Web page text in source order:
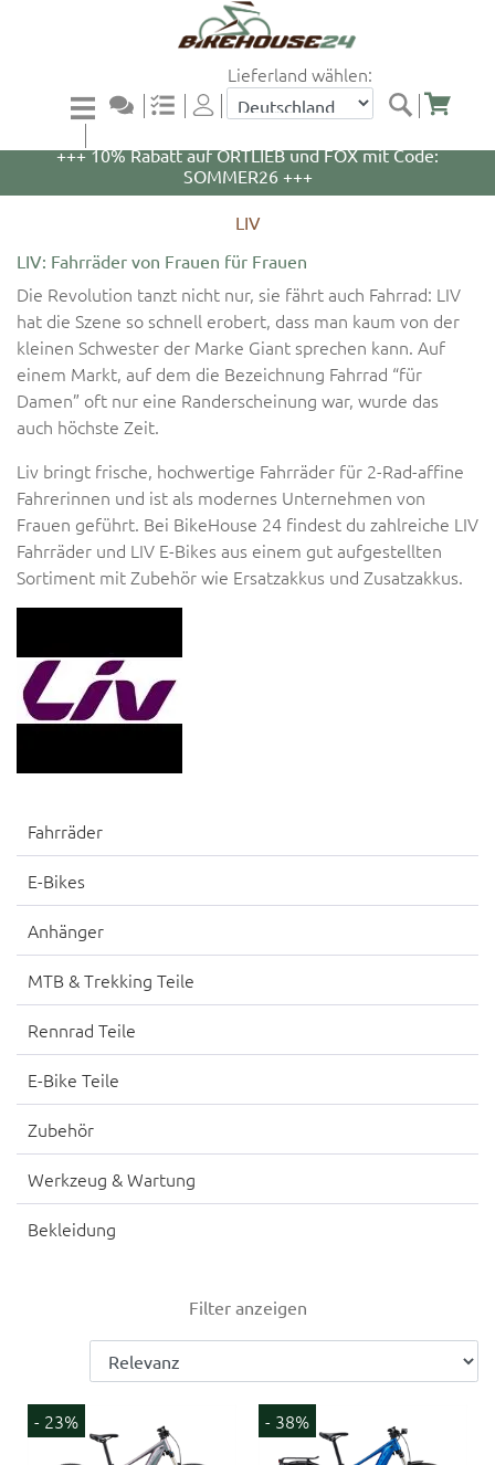
Lieferland wählen:
+++ 5% Rabatt auf WOOM Bikes und Zubehör mit
+++ 10% Rabatt auf ORTLIEB und FOX mit Code:
SOMMER26 +++
LIV
LIV: Fahrräder von Frauen für Frauen
Die Revolution tanzt nicht nur, sie fährt auch Fahrrad: LIV
hat die Szene so schnell erobert, dass man kaum von der
kleinen Schwester der Marke Giant sprechen kann. Auf
einem Markt, auf dem die Bezeichnung Fahrrad “für
Damen” oft nur eine Randerscheinung war, wurde das
auch höchste Zeit.
Liv bringt frische, hochwertige Fahrräder für 2-Rad-affine
Fahrerinnen und ist als modernes Unternehmen von
Frauen geführt. Bei BikeHouse 24 findest du zahlreiche LIV
Fahrräder und LIV E-Bikes aus einem gut aufgestellten
Sortiment mit Zubehör wie Ersatzakkus und Zusatzakkus.
Fahrräder
E-Bikes
Anhänger
MTB & Trekking Teile
Rennrad Teile
E-Bike Teile
Zubehör
Werkzeug & Wartung
Bekleidung
Filter anzeigen
- 23% - 38%